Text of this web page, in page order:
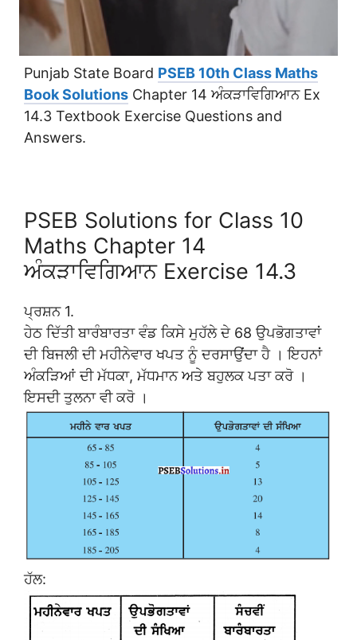
Punjab State Board PSEB 10th Class Maths
Book Solutions Chapter 14 ਅੰਕੜਾਵਿਗਿਆਨ Ex
14.3 Textbook Exercise Questions and
Answers.
PSEB Solutions for Class 10
Maths Chapter 14
ਅੰਕੜਾਵਿਗਿਆਨ Exercise 14.3
ਪ੍ਰਸ਼ਨ 1.
ਹੇਠ ਦਿੱਤੀ ਬਾਰੰਬਾਰਤਾ ਵੰਡ ਕਿਸੇ ਮੁਹੱਲੇ ਦੇ 68 ਉਪਭੋਗਤਾਵਾਂ
ਦੀ ਬਿਜਲੀ ਦੀ ਮਹੀਨੇਵਾਰ ਖਪਤ ਨੂੰ ਦਰਸਾਉਂਦਾ ਹੈ । ਇਹਨਾਂ
ਅੰਕੜਿਆਂ ਦੀ ਮੱਧਕਾ, ਮੱਧਮਾਨ ਅਤੇ ਬਹੁਲਕ ਪਤਾ ਕਰੋ ।
ਇਸਦੀ ਤੁਲਨਾ ਵੀ ਕਰੋ ।
ਹੱਲ: